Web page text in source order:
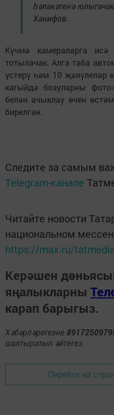
һәлакәтенә
Ханифов.
Күчмә камераларга
тотылачак. Алга таба
үстерү һәм 10 җәяүлеләр
кагыйдә бозуларны
белән ачыклау өчен
бирелгән.
Следите за самым
Telegram-канале
Читайте новости
национальном
https://max.ru/
Керәшен
яңалыкларны
карап барыгыз.
Хәбәрләрегезне
шалтыратып әйтегез.
Перейти на